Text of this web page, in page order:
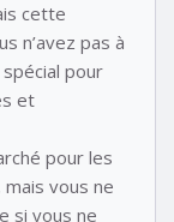
cette
n’avez pas à
pour
et
pour les
vous ne
si vous ne